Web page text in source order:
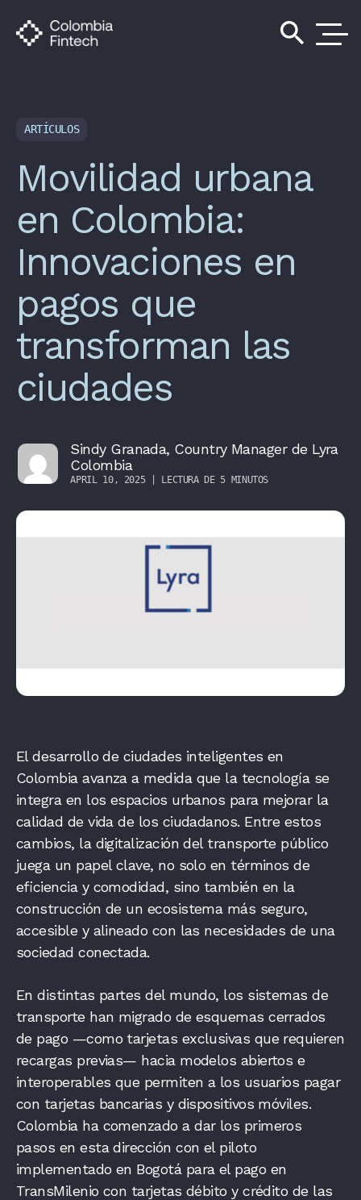
search
ARTÍCULOS
Movilidad urbana
en Colombia:
Innovaciones en
pagos que
transforman las
ciudades
Sindy Granada, Country Manager de Lyra
Colombia
APRIL 10, 2025 | LECTURA DE 5 MINUTOS
El desarrollo de ciudades inteligentes en
Colombia avanza a medida que la tecnología se
integra en los espacios urbanos para mejorar la
calidad de vida de los ciudadanos. Entre estos
cambios, la digitalización del transporte público
juega un papel clave, no solo en términos de
eficiencia y comodidad, sino también en la
construcción de un ecosistema más seguro,
accesible y alineado con las necesidades de una
sociedad conectada.
En distintas partes del mundo, los sistemas de
transporte han migrado de esquemas cerrados
de pago —como tarjetas exclusivas que requieren
recargas previas— hacia modelos abiertos e
interoperables que permiten a los usuarios pagar
con tarjetas bancarias y dispositivos móviles.
Colombia ha comenzado a dar los primeros
pasos en esta dirección con el piloto
implementado en Bogotá para el pago en
TransMilenio con tarjetas débito y crédito de las